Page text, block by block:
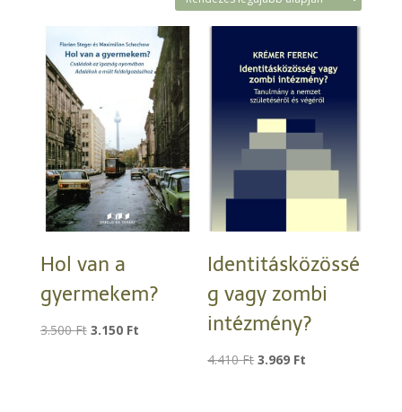
Hol van a
gyermekem?
3.500Ft Original
3.150 FtCurrent
Identitásközössé
g vagy zombi
intézmény?
4.410Ft Original
3.969 Ft